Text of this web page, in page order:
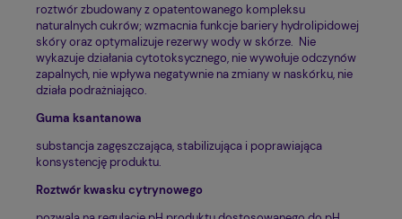
roztwór zbudowany z opatentowanego kompleksu
naturalnych cukrów; wzmacnia funkcje bariery hydrolipidowej
skóry oraz optymalizuje rezerwy wody w skórze. Nie
wykazuje działania cytotoksycznego, nie wywołuje odczynów
zapalnych, nie wpływa negatywnie na zmiany w naskórku, nie
działa podrażniająco.
Guma ksantanowa
substancja zagęszczająca, stabilizująca i poprawiająca
konsystencję produktu.
Roztwór kwasku cytrynowego